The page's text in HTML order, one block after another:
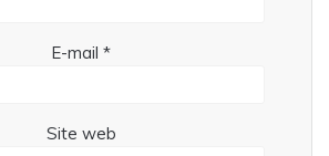
E-mail *
Site web